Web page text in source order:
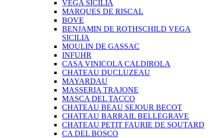
VEGA SICILIA
MARQUES DE RISCAL
BOVE
BENJAMIN DE ROTHSCHILD VEGA
SICILIA
MOULIN DE GASSAC
INFUHR
CASA VINICOLA CALDIROLA
CHATEAU DUCLUZEAU
MAYARDAU
MASSERIA TRAJONE
MASCA DEL TACCO
CHATEAU BEAU SEJOUR BECOT
CHATEAU BARRAIL BELLEGRAVE
CHATEAU PETIT FAURIE DE SOUTARD
CA DEL BOSCO